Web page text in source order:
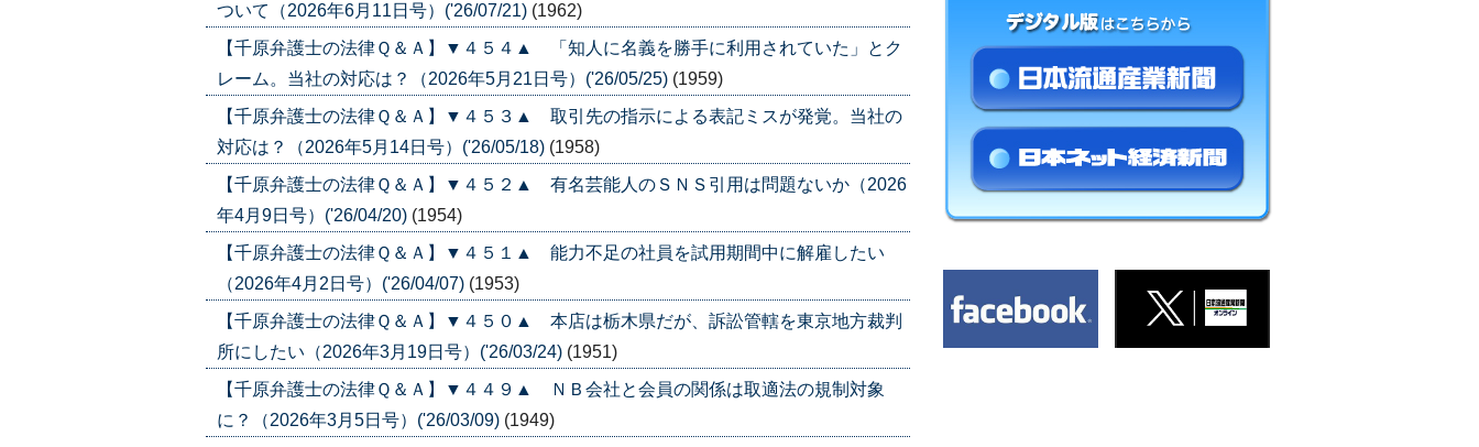
ついて（2026年6月11日号）('26/07/21) (1962)
【千原弁護士の法律Ｑ＆Ａ】▼４５４▲ 「知人に名義を勝手に利用されていた」とク
レーム。当社の対応は？（2026年5月21日号）('26/05/25) (1959)
【千原弁護士の法律Ｑ＆Ａ】▼４５３▲ 取引先の指示による表記ミスが発覚。当社の
対応は？（2026年5月14日号）('26/05/18) (1958)
【千原弁護士の法律Ｑ＆Ａ】▼４５２▲ 有名芸能人のＳＮＳ引用は問題ないか（2026
年4月9日号）('26/04/20) (1954)
【千原弁護士の法律Ｑ＆Ａ】▼４５１▲ 能力不足の社員を試用期間中に解雇したい
（2026年4月2日号）('26/04/07) (1953)
【千原弁護士の法律Ｑ＆Ａ】▼４５０▲ 本店は栃木県だが、訴訟管轄を東京地方裁判
所にしたい（2026年3月19日号）('26/03/24) (1951)
【千原弁護士の法律Ｑ＆Ａ】▼４４９▲ ＮＢ会社と会員の関係は取適法の規制対象
に？（2026年3月5日号）('26/03/09) (1949)